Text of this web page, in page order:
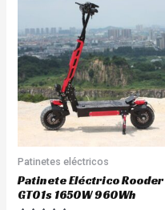
Patinetes eléctricos
Patinete Eléctrico Rooder
GT01s 1650W 960Wh